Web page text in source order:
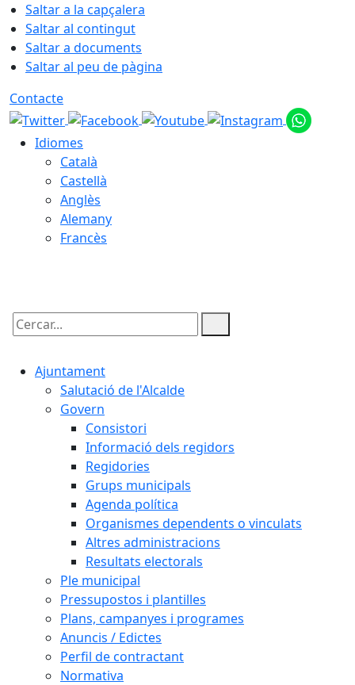
Saltar a la capçalera
Saltar al contingut
Saltar a documents
Saltar al peu de pàgina
Contacte
Idiomes
Català
Castellà
Anglès
Alemany
Francès
Cercar:
Ajuntament
Salutació de l'Alcalde
Govern
Consistori
Informació dels regidors
Regidories
Grups municipals
Agenda política
Organismes dependents o vinculats
Altres administracions
Resultats electorals
Ple municipal
Pressupostos i plantilles
Plans, campanyes i programes
Anuncis / Edictes
Perfil de contractant
Normativa